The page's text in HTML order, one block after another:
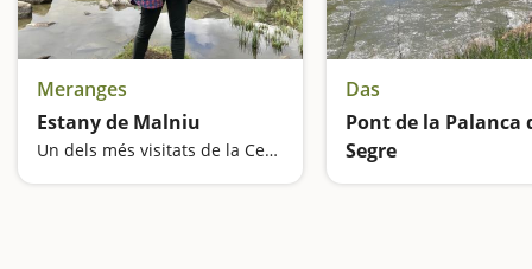
Meranges
Estany de Malniu
Un dels més visitats de la Cerdanya
Das
Pont de la Palanca
Segre